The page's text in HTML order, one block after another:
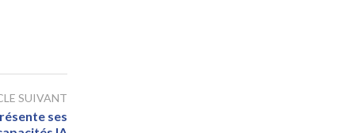
SUIVANT
ses